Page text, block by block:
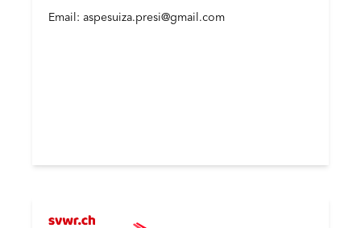
Email: aspesuiza.presi@gmail.com